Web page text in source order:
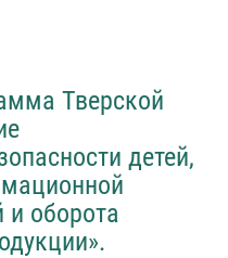
Тверской
детей,
и оборота